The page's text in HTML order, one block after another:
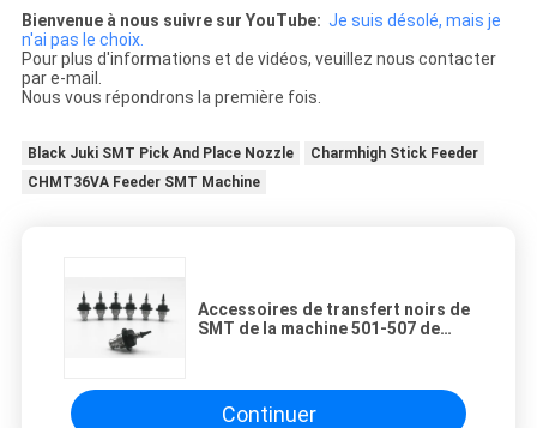
Bienvenue à nous suivre sur YouTube: Je suis désolé, mais je
n'ai pas le choix.
Pour plus d'informations et de vidéos, veuillez nous contacter
par e-mail.
Nous vous répondrons la première fois.
Black Juki SMT Pick And Place Nozzle
Charmhigh Stick Feeder
CHMT36VA Feeder SMT Machine
Accessoires de transfert noirs de
SMT de la machine 501-507 de
Continuer